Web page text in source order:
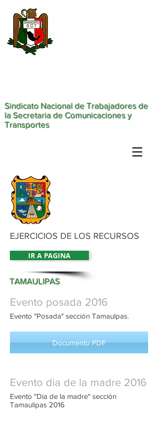
Sindicato Nacional de Trabajadores de
la Secretaria de Comunicaciones y
Transportes
EJERCICIOS DE LOS RECURSOS
IR A PAGINA
TAMAULIPAS
Evento posada 2016
Evento "Posada" sección Tamaulpas.
Documento PDF
Evento dia de la madre 2016
Evento "Dia de la madre" sección
Tamaulipas 2016